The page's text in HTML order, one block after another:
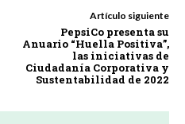
Artículo siguiente
PepsiCo presenta su
Anuario “Huella Positiva”,
las iniciativas de
Ciudadanía Corporativa y
Sustentabilidad de 2022